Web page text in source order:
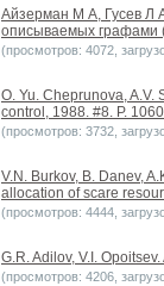
Айзерман М А, Гусев Л
описываемых графами
(просмотров: 4072,
O. Yu. Cheprunova,
control, 1988. #8. P.
(просмотров: 3732,
V.N. Burkov, B. Danev,
allocation of scare
(просмотров: 4444,
G.R. Adilov, V.I.
(просмотров: 4206,